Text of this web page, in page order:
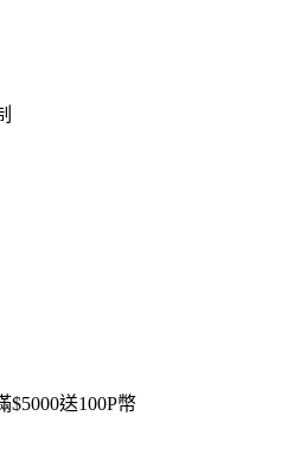
$5000送100P幣